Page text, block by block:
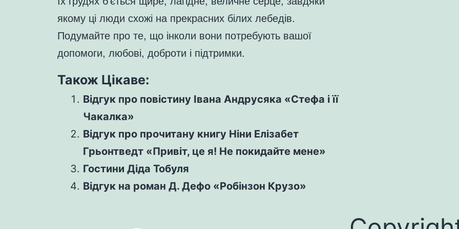
якому ці люди схожі на прекрасних білих лебедів.
Подумайте про те, що інколи вони потребують вашої
допомоги, любові, доброти і підтримки.
Також Цікаве:
Відгук про повістину Івана Андрусяка «Стефа і її
Чакалка»
Відгук про прочитану книгу Ніни Елізабет
Грьонтведт «Привіт, це я! Не покидайте мене»
Гостини Діда Тобуля
Відгук на роман Д. Дефо «Робінзон Крузо»